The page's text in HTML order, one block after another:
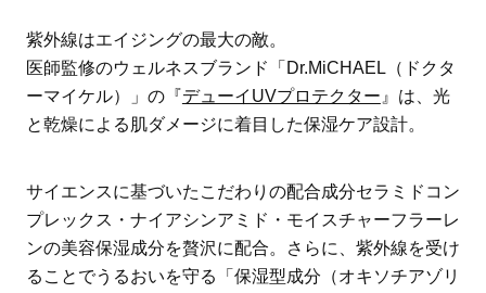
紫外線はエイジングの最大の敵。
医師監修のウェルネスブランド「Dr.MiCHAEL（ドクタ
ーマイケル）」の『デューイUVプロテクター 』は、光
と乾燥による肌ダメージに着目した保湿ケア設計。
サイエンスに基づいたこだわりの配合成分セラミドコン
プレックス・ナイアシンアミド・モイスチャーフラーレ
ンの美容保湿成分を贅沢に配合。さらに、紫外線を受け
ることでうるおいを守る「保湿型成分（オキソチアゾリ